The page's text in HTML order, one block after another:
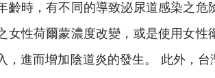
齡時，有不同的導致泌尿道感染之
女性荷爾蒙濃度改變，或是使用女
，進而增加陰道炎的發生。 此外，